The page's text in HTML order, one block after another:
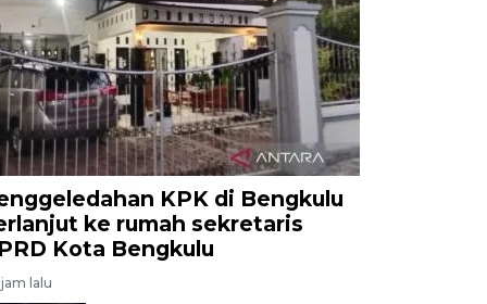
KPK di Bengkulu
ke rumah sekretaris
Kota Bengkulu
lalu